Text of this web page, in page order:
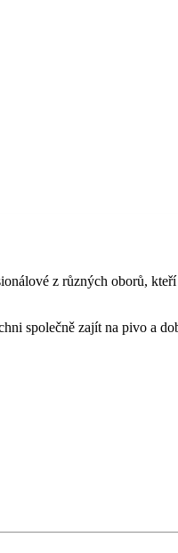
z různých oborů,
společně zajít na pivo a